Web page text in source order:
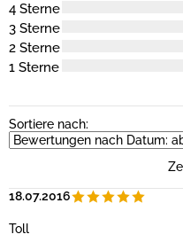
4 Sterne
3 Sterne
2 Sterne
1 Sterne
Sortiere nach:
18.07.2016
Toll